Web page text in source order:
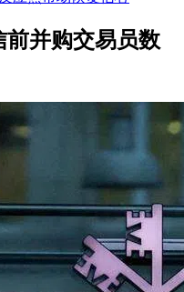
并购交易员数